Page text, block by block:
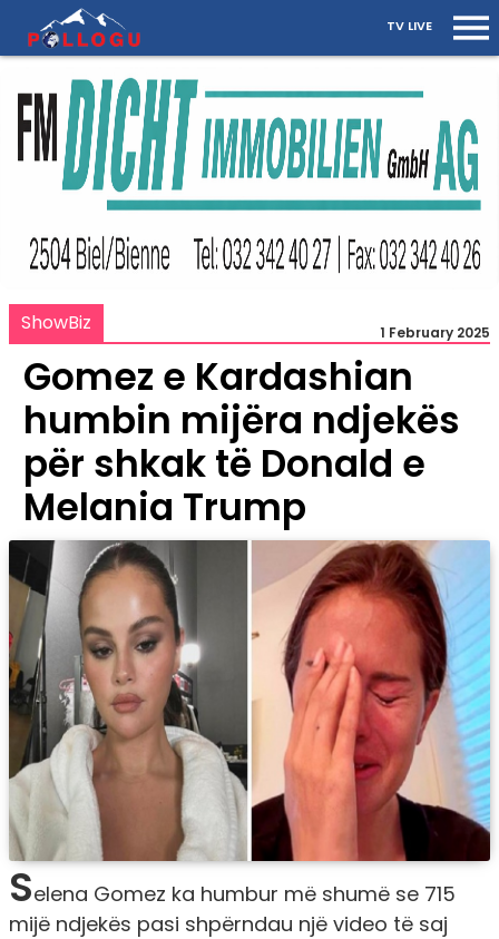
TV LIVE
ShowBiz 1 February 2025
Gomez e Kardashian
humbin mijëra ndjekës
për shkak të Donald e
Melania Trump
Selena Gomez ka humbur më shumë se 715
mijë ndjekës pasi shpërndau një video të saj